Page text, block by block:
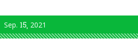
Sep. 15 2021